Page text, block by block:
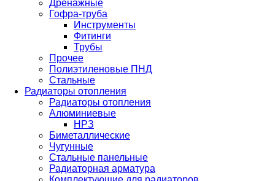
Дренажные
Гофра-труба
Инструменты
Фитинги
Трубы
Прочее
Полиэтиленовые ПНД
Стальные
Радиаторы отопления
Радиаторы отопления
Алюминиевые
НРЗ
Биметаллические
Чугунные
Стальные панельные
Радиаторная арматура